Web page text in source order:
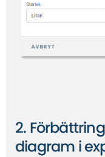
2.
diagram i